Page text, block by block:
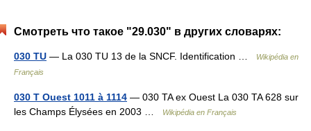
Смотреть что такое "29.030" в других словарях:
030 TU — La 030 TU 13 de la SNCF. Identification …
Wikipédia en
Français
030 T Ouest 1011 à 1114 — 030 TA ex Ouest La 030 TA 628 sur
les Champs Élysées en 2003 …
Wikipédia en Français